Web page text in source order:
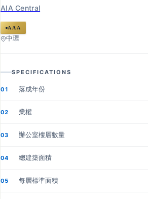
AIA Central
AAA
中環
SPECIFICATIONS
01 落成年份
02 業權
03 辦公室樓層數量
04 總建築面積
05 每層標準面積